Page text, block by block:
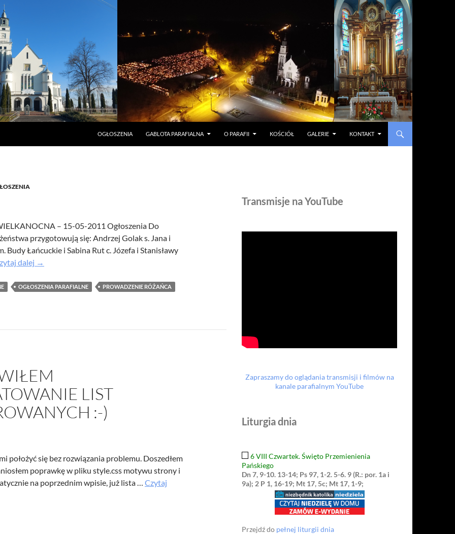
OGŁOSZENIA
GABLOTA PARAFIALNA O PARAFII KOŚCIÓŁ GALERIE KONTAKT
– 15-05-2011 Ogłoszenia Do
przygotowują się: Andrzej Golak s. Jana i
Budy Łańcuckie i Sabina Rut c. Józefa i Stanisławy
dalej →
OGŁOSZENIA PARAFIALNE
PROWADZENIE RÓŻAŃCA
LIST
:-)
położyć się bez rozwiązania problemu. Doszedłem
poprawkę w pliku style.css motywu strony i
na poprzednim wpisie, już lista … Czytaj
Transmisje na YouTube
Zapraszamy do oglądania transmisji i filmów na
kanale parafialnym YouTube
Liturgia dnia
6 VIII Czwartek. Święto Przemienienia
Pańskiego
Dn 7, 9-10. 13-14; Ps 97, 1-2. 5-6. 9 (R.: por. 1a i
9a); 2 P 1, 16-19; Mt 17, 5c; Mt 17, 1-9;
Przejdź do pełnej liturgii dnia